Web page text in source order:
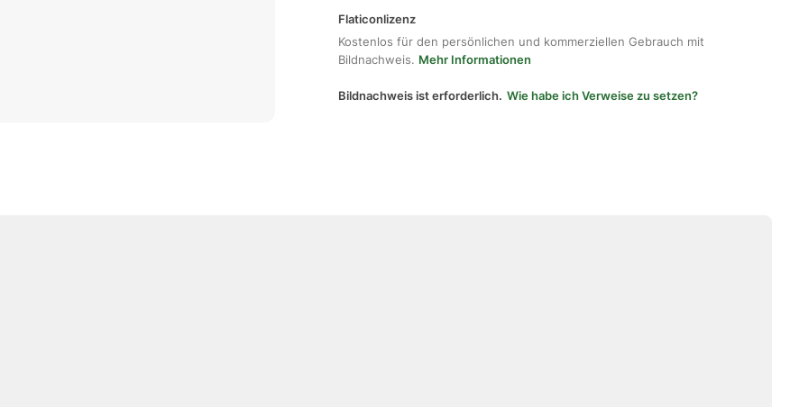
Flaticonlizenz
Kostenlos für den persönlichen und kommerziellen Gebrauch mit
Bildnachweis. Mehr Informationen
Bildnachweis ist erforderlich. Wie habe ich Verweise zu setzen?